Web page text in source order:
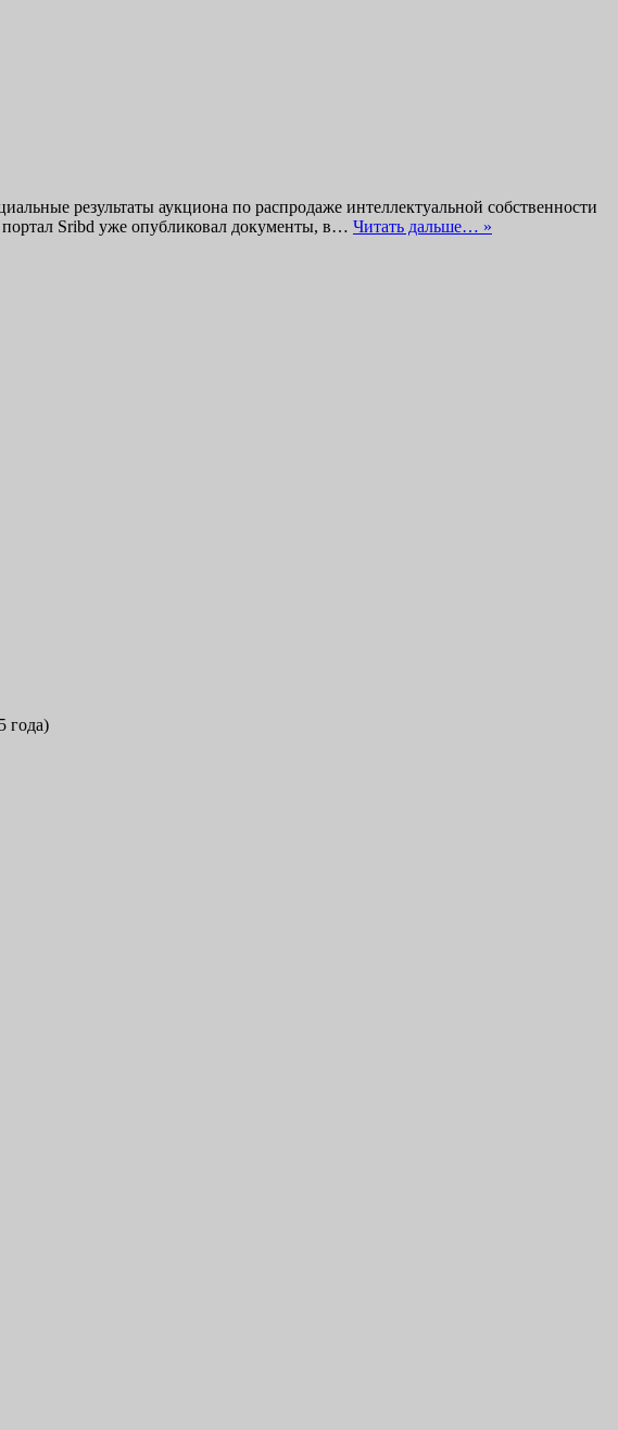
результаты аукциона по распродаже интеллектуальной собственности
портал Sribd уже опубликовал документы, в… Читать дальше… »
года)